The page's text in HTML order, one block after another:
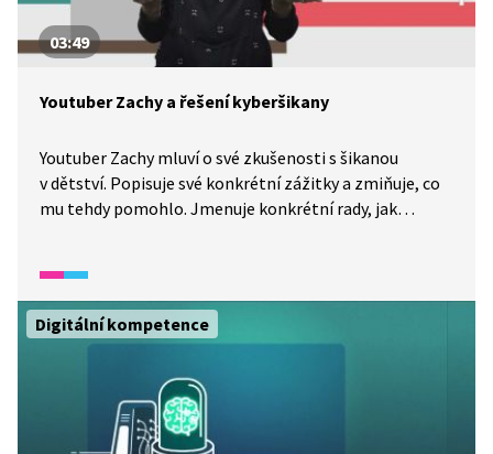
03:49
Youtuber Zachy a řešení kyberšikany
Youtuber Zachy mluví o své zkušenosti s šikanou
v dětství. Popisuje své konkrétní zážitky a zmiňuje, co
mu tehdy pomohlo. Jmenuje konkrétní rady, jak
Digitální kompetence